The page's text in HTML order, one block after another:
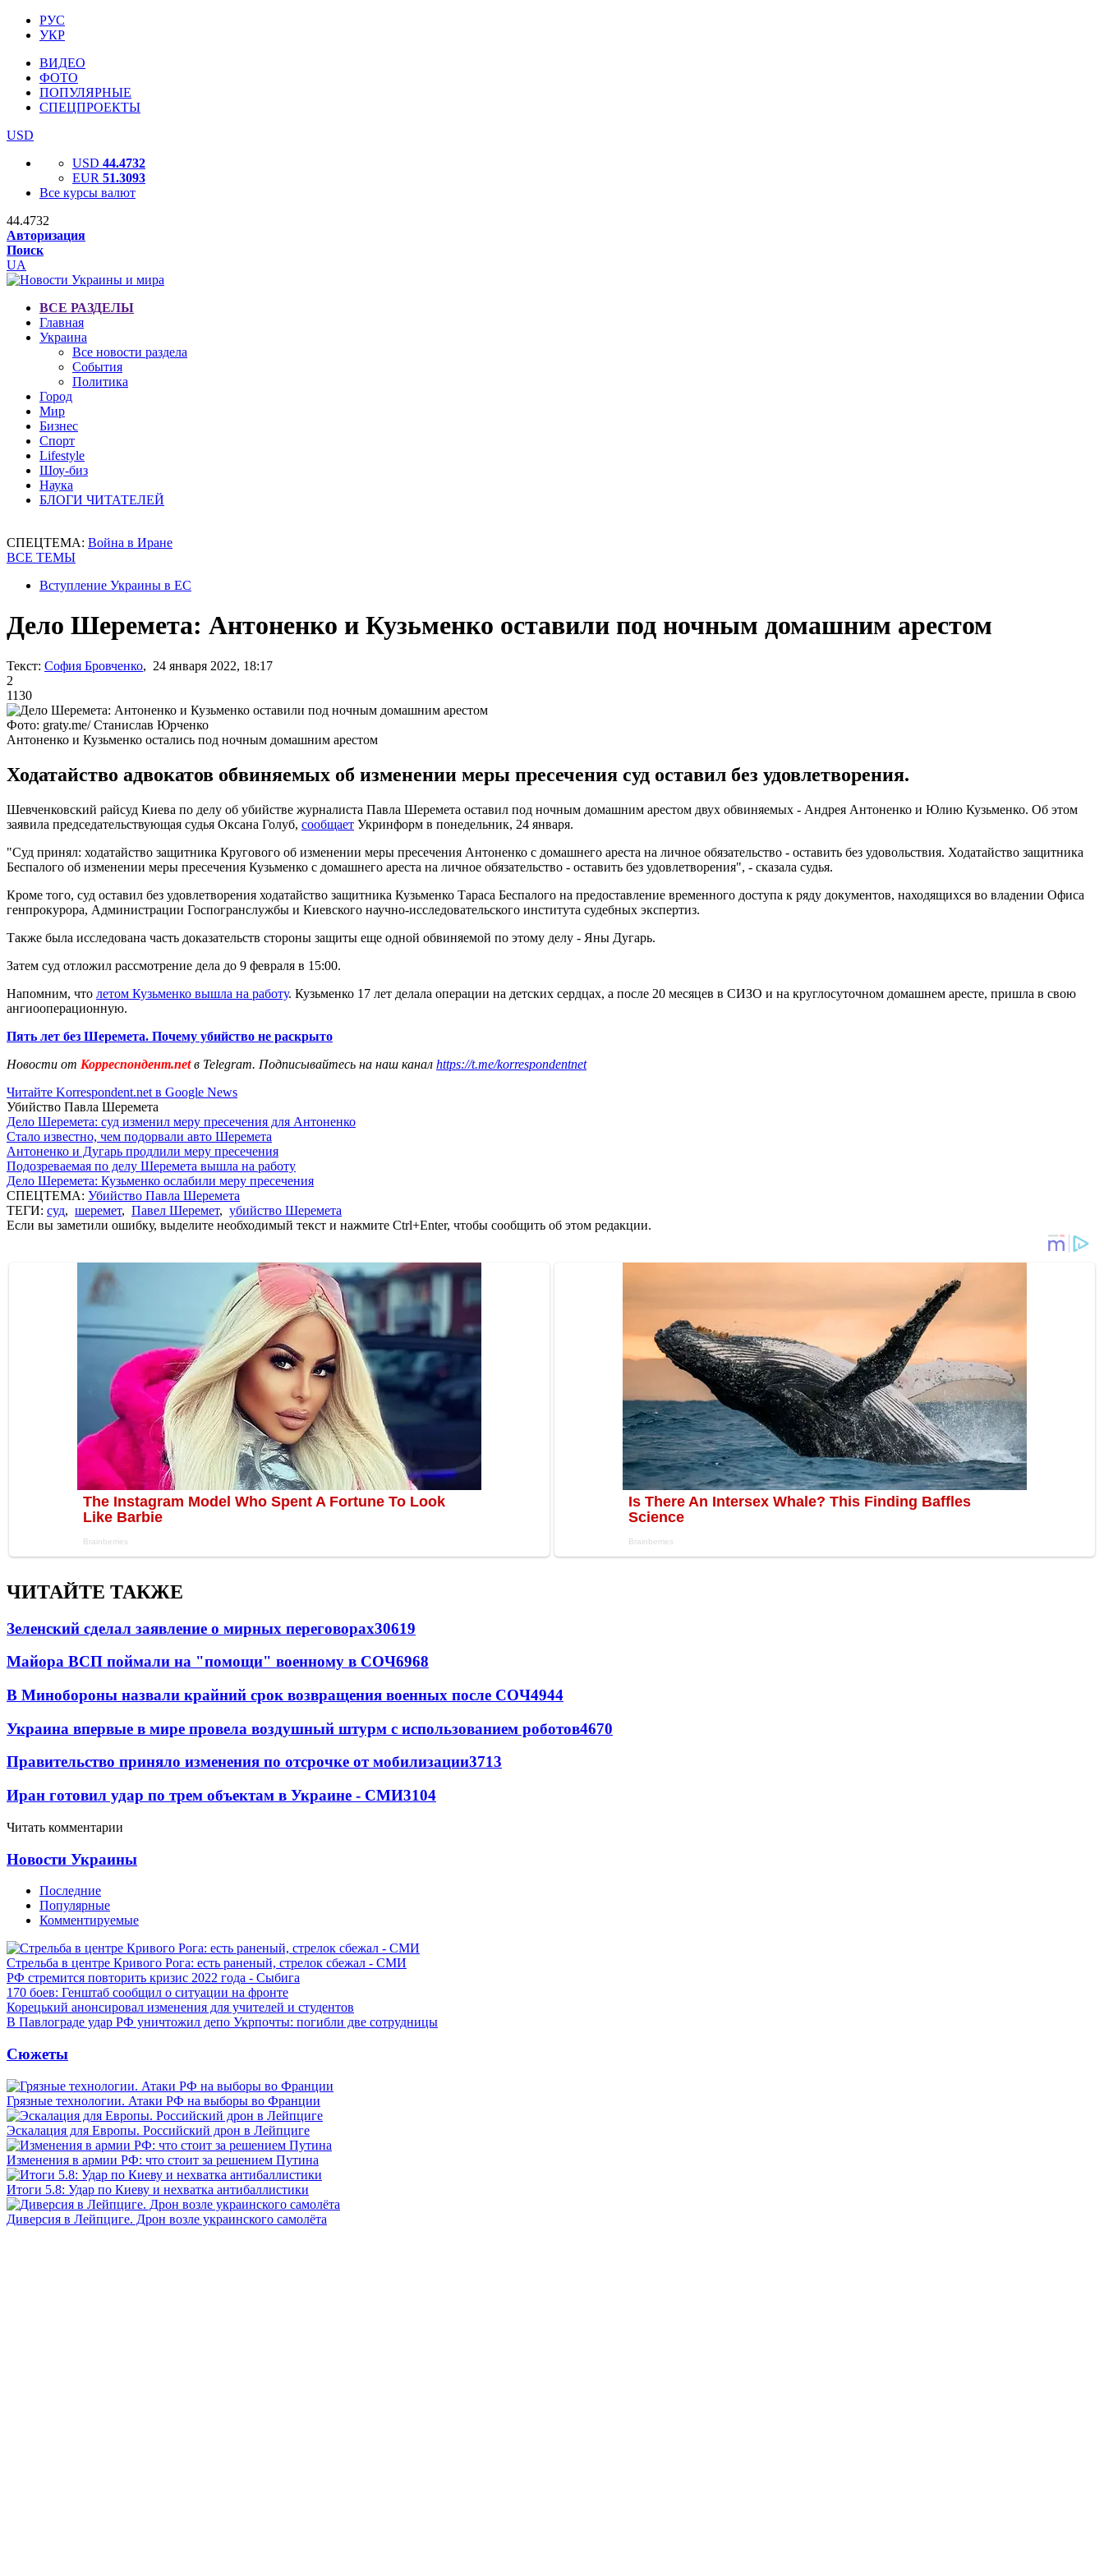
РУС
УКР
ВИДЕО
ФОТО
ПОПУЛЯРНЫЕ
СПЕЦПРОЕКТЫ
USD
USD 44.4732
EUR 51.3093
Все курсы валют
44.4732
Авторизация
Поиск
UA
ВСЕ РАЗДЕЛЫ
Главная
Украина
Все новости раздела
События
Политика
Город
Мир
Бизнес
Спорт
Lifestyle
Шоу-биз
Наука
БЛОГИ ЧИТАТЕЛЕЙ
СПЕЦТЕМА: Война в Иране
ВСЕ ТЕМЫ
Вступление Украины в ЕС
Дело Шеремета: Антоненко и Кузьменко оставили под ночным домашним арестом
Текст: София Бровченко, 24 января 2022, 18:17
2
1130
Фото: graty.me/ Станислав Юрченко
Антоненко и Кузьменко остались под ночным домашним арестом
Ходатайство адвокатов обвиняемых об изменении меры пресечения суд оставил без удовлетворения.
Шевченковский райсуд Киева по делу об убийстве журналиста Павла Шеремета оставил под ночным домашним арестом двух обвиняемых - Андрея Антоненко и Юлию Кузьменко. Об этом
заявила председательствующая судья Оксана Голуб, сообщает Укринформ в понедельник, 24 января.
"Суд принял: ходатайство защитника Кругового об изменении меры пресечения Антоненко с домашнего ареста на личное обязательство - оставить без удовольствия. Ходатайство защитника
Беспалого об изменении меры пресечения Кузьменко с домашнего ареста на личное обязательство - оставить без удовлетворения", - сказала судья.
Кроме того, суд оставил без удовлетворения ходатайство защитника Кузьменко Тараса Беспалого на предоставление временного доступа к ряду документов, находящихся во владении Офиса
генпрокурора, Администрации Госпогранслужбы и Киевского научно-исследовательского института судебных экспертиз.
Также была исследована часть доказательств стороны защиты еще одной обвиняемой по этому делу - Яны Дугарь.
Затем суд отложил рассмотрение дела до 9 февраля в 15:00.
Напомним, что летом Кузьменко вышла на работу. Кузьменко 17 лет делала операции на детских сердцах, а после 20 месяцев в СИЗО и на круглосуточном домашнем аресте, пришла в свою
ангиооперационную.
Пять лет без Шеремета. Почему убийство не раскрыто
Новости от Корреспондент.netв Telegram. Подписывайтесь на наш канал https://t.me/korrespondentnet
Читайте Korrespondent.net в Google News
Убийство Павла Шеремета
Дело Шеремета: суд изменил меру пресечения для Антоненко
Стало известно, чем подорвали авто Шеремета
Антоненко и Дугарь продлили меру пресечения
Подозреваемая по делу Шеремета вышла на работу
Дело Шеремета: Кузьменко ослабили меру пресечения
СПЕЦТЕМА: Убийство Павла Шеремета
ТЕГИ: суд, шеремет, Павел Шеремет, убийство Шеремета
Если вы заметили ошибку, выделите необходимый текст и нажмите Ctrl+Enter, чтобы сообщить об этом редакции.
ЧИТАЙТЕ ТАКЖЕ
Зеленский сделал заявление о мирных переговорах30619
Майора ВСП поймали на "помощи" военному в СОЧ6968
В Минобороны назвали крайний срок возвращения военных после СОЧ4944
Украина впервые в мире провела воздушный штурм с использованием роботов4670
Правительство приняло изменения по отсрочке от мобилизации3713
Иран готовил удар по трем объектам в Украине - СМИ3104
Читать комментарии
Новости Украины
Последние
Популярные
Комментируемые
Стрельба в центре Кривого Рога: есть раненый, стрелок сбежал - СМИ
РФ стремится повторить кризис 2022 года - Сыбига
170 боев: Генштаб сообщил о ситуации на фронте
Корецький анонсировал изменения для учителей и студентов
В Павлограде удар РФ уничтожил депо Укрпочты: погибли две сотрудницы
Сюжеты
Грязные технологии. Атаки РФ на выборы во Франции
Эскалация для Европы. Российский дрон в Лейпциге
Изменения в армии РФ: что стоит за решением Путина
Итоги 5.8: Удар по Киеву и нехватка антибаллистики
Диверсия в Лейпциге. Дрон возле украинского самолёта